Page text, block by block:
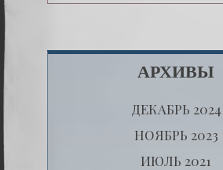
АРХИВЫ
ДЕКАБРЬ 2024
НОЯБРЬ 2023
ИЮЛЬ 2021